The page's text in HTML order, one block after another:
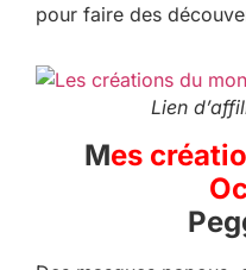
pour faire des
Lien
Mes